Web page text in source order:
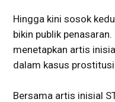
Hingga kini sosok
bikin publik
menetapkan artis
dalam kasus
Bersama artis inisial